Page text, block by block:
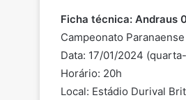
Ficha técnica: Andraus
Campeonato
Data: 17/01/2024
Horário: 20h
Local: Estádio Durival